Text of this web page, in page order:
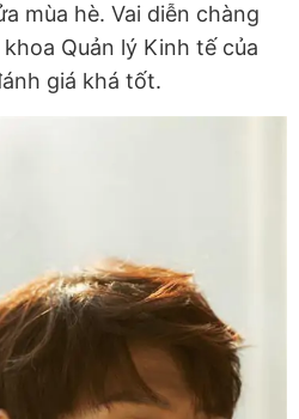
mùa hè. Vai diễn chàng
Quản lý Kinh tế của
giá khá tốt.